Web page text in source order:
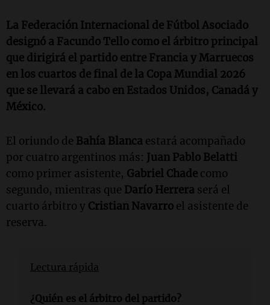
La Federación Internacional de Fútbol Asociado
designó a Facundo Tello como el árbitro principal
que dirigirá el partido entre Francia yMarruecos
en los cuartos de final de la Copa Mundial 2026
que se llevará a cabo en Estados Unidos, Canadá y
México.
El oriundo de Bahía Blanca estará acompañado
por cuatro argentinos más: Juan Pablo Belatti
como primer asistente, Gabriel Chade como
segundo, mientras que Darío Herrera será el
cuarto árbitro y Cristian Navarro el asistente de
reserva.
Lectura rápida
¿Quién es el árbitro del partido?